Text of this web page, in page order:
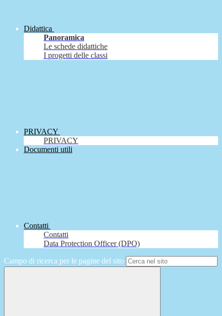
Didattica
Panoramica
Le schede didattiche
I progetti delle classi
PRIVACY
PRIVACY
Documenti utili
Contatti
Contatti
Data Protection Officer (DPO)
Campo di ricerca per le pagine del sito